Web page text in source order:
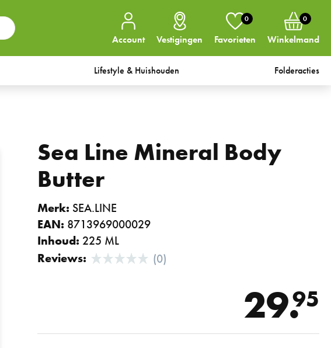
Account Vestigingen
0
Favorieten
0
Winkelmand
Lifestyle & Huishouden Folderacties
Sea Line Mineral Body
Butter
Merk: SEA.LINE
EAN: 8713969000029
Inhoud: 225 ML
Reviews:
(0)
29.
95